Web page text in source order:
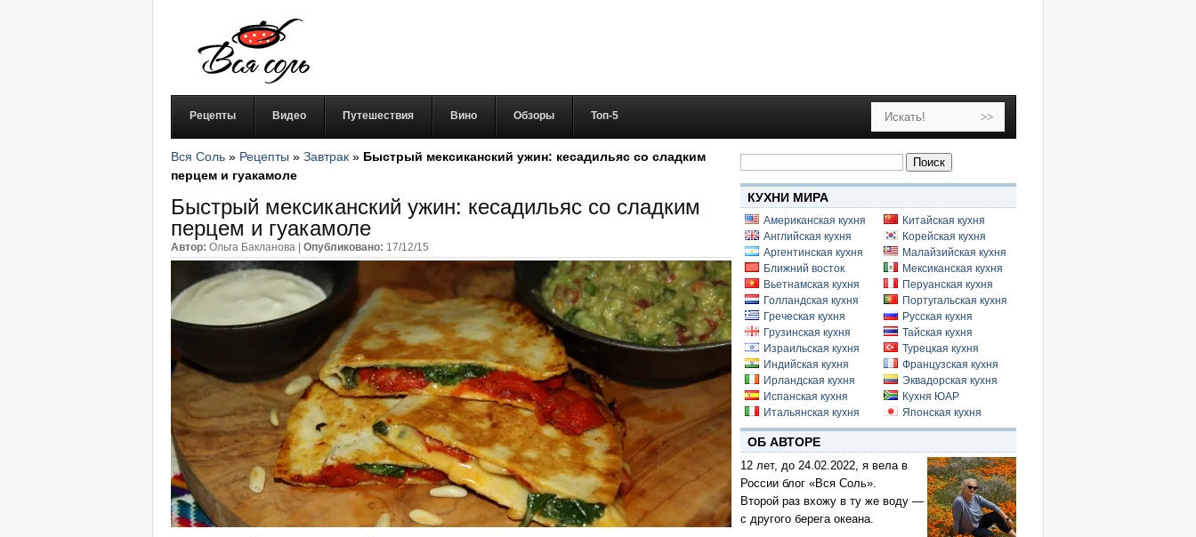
Рецепты Видео Путешествия Вино Обзоры Топ-5
Вся Соль » Рецепты » Завтрак » Быстрый мексиканский ужин: кесадильяс со сладким
перцем и гуакамоле
Быстрый мексиканский ужин: кесадильяс со сладким
перцем и гуакамоле
Автор: Ольга Бакланова | Опубликовано: 17/12/15
Найти:
КУХНИ МИРА
Американская кухня
Английская кухня
Аргентинская кухня
Ближний восток
Вьетнамская кухня
Голландская кухня
Греческая кухня
Грузинская кухня
Израильская кухня
Индийская кухня
Ирландская кухня
Испанская кухня
Итальянская кухня
Китайская кухня
Корейская кухня
Малайзийская кухня
Мексиканская кухня
Перуанская кухня
Португальская кухня
Русская кухня
Тайская кухня
Турецкая кухня
Французская кухня
Эквадорская кухня
Кухня ЮАР
Японская кухня
ОБ АВТОРЕ
12 лет, до 24.02.2022, я вела в
России блог «Вся Соль».
Второй раз вхожу в ту же воду —
с другого берега океана.